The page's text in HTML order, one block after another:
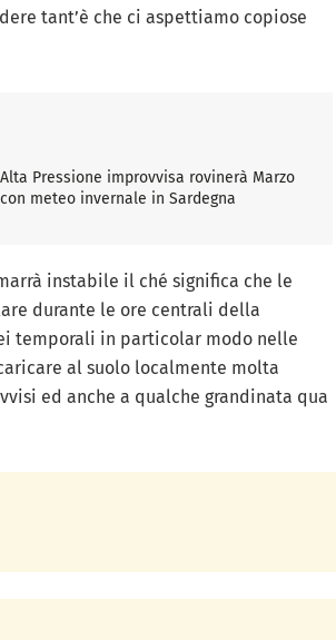
tant’è che ci aspettiamo copiose
Alta Pressione improvvisa rovinerà Marzo
con meteo invernale in Sardegna
instabile il ché significa che le
durante le ore centrali della
temporali in particolar modo nelle
al suolo localmente molta
ed anche a qualche grandinata qua